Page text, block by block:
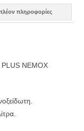
πληροφορίες
NEMOX